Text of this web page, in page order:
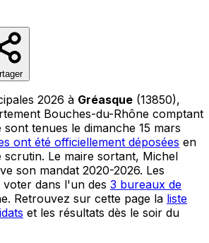
2026 à Gréasque (13850),
Bouches-du-Rhône comptant
tenues le dimanche 15 mars
ont été officiellement déposées en
Le maire sortant, Michel
son mandat 2020-2026. Les
dans l'un des 3 bureaux de
Retrouvez sur cette page la liste
et les résultats dès le soir du